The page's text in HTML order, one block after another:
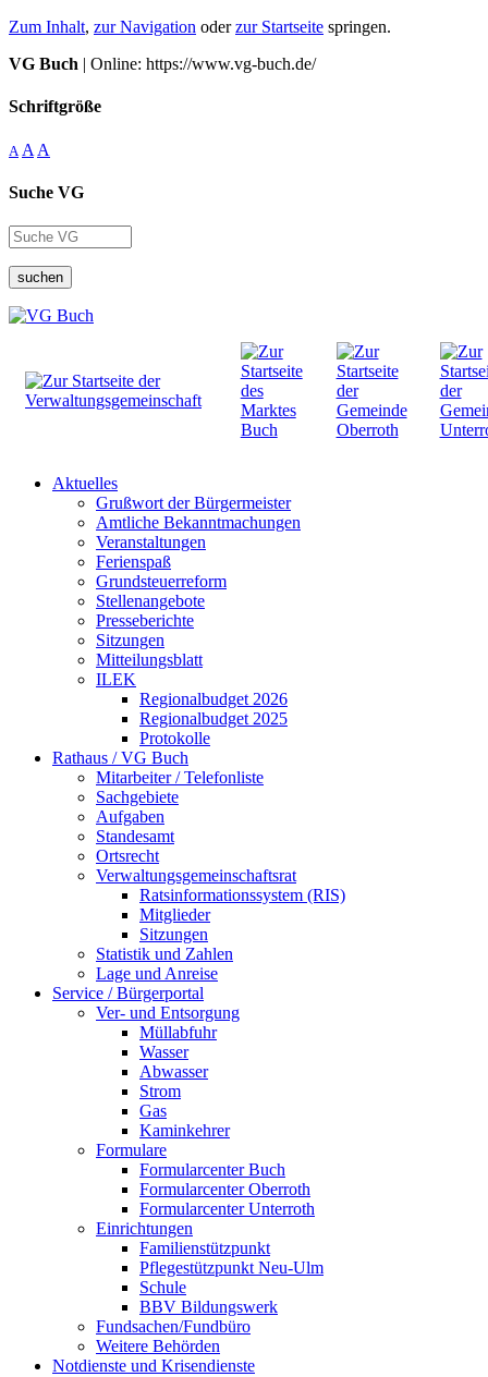
Zum Inhalt, zur Navigation oderzur Startseite springen.
VG Buch | Online: https://www.vg-buch.de/
Schriftgröße
A A A
Suche VG
suchen
Aktuelles
Grußwort der Bürgermeister
Amtliche Bekanntmachungen
Veranstaltungen
Ferienspaß
Grundsteuerreform
Stellenangebote
Presseberichte
Sitzungen
Mitteilungsblatt
ILEK
Regionalbudget 2026
Regionalbudget 2025
Protokolle
Rathaus / VG Buch
Mitarbeiter / Telefonliste
Sachgebiete
Aufgaben
Standesamt
Ortsrecht
Verwaltungsgemeinschaftsrat
Ratsinformationssystem (RIS)
Mitglieder
Sitzungen
Statistik und Zahlen
Lage und Anreise
Service / Bürgerportal
Ver- und Entsorgung
Müllabfuhr
Wasser
Abwasser
Strom
Gas
Kaminkehrer
Formulare
Formularcenter Buch
Formularcenter Oberroth
Formularcenter Unterroth
Einrichtungen
Familienstützpunkt
Pflegestützpunkt Neu-Ulm
Schule
BBV Bildungswerk
Fundsachen/Fundbüro
Weitere Behörden
Notdienste und Krisendienste